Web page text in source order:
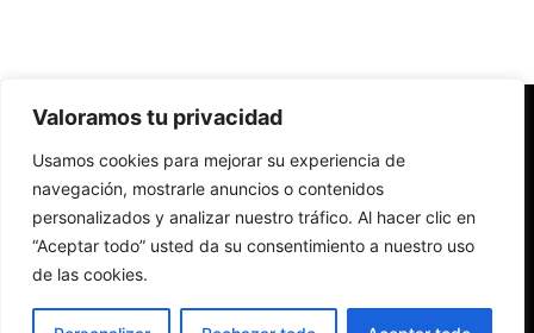
Valoramos tu privacidad
Usamos cookies para mejorar su experiencia de
navegación, mostrarle anuncios o contenidos
personalizados y analizar nuestro tráfico. Al hacer clic en
“Aceptar todo” usted da su consentimiento a nuestro uso
de las cookies.
Redes Cristianas
Una mirada alternativa sobre la Iglesia católica y la sociedad
- Colectivos de Redes Cristianas